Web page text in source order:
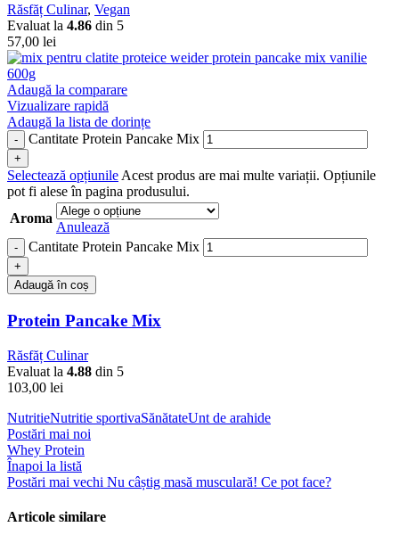
Răsfăț Culinar, Vegan
Evaluat la 4.86 din 5
57,00 lei
Adaugă la comparare
Vizualizare rapidă
Adaugă la lista de dorințe
Cantitate Protein Pancake Mix
Selectează opțiunileAcest produs are mai multe variații. Opțiunile
pot fi alese în pagina produsului.
Aroma
Anulează
Cantitate Protein Pancake Mix
Adaugă în coș
Protein Pancake Mix
Răsfăț Culinar
Evaluat la 4.88 din 5
103,00 lei
NutritieNutritie sportivaSănătateUnt de arahide
Postări mai noi
Whey Protein
Înapoi la listă
Postări mai vechi Nu câștig masă musculară! Ce pot face?
Articole similare